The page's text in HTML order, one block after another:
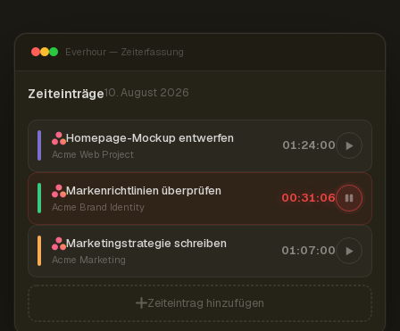
Everhour — Zeiterfassung
Zeiteinträge10. August 2026
Homepage-Mockup entwerfen
Acme Web Project
01:24:00
Markenrichtlinien überprüfen
Acme Brand Identity
00:31:07
Marketingstrategie schreiben
Acme Marketing
01:07:00
Zeiteintrag hinzufügen